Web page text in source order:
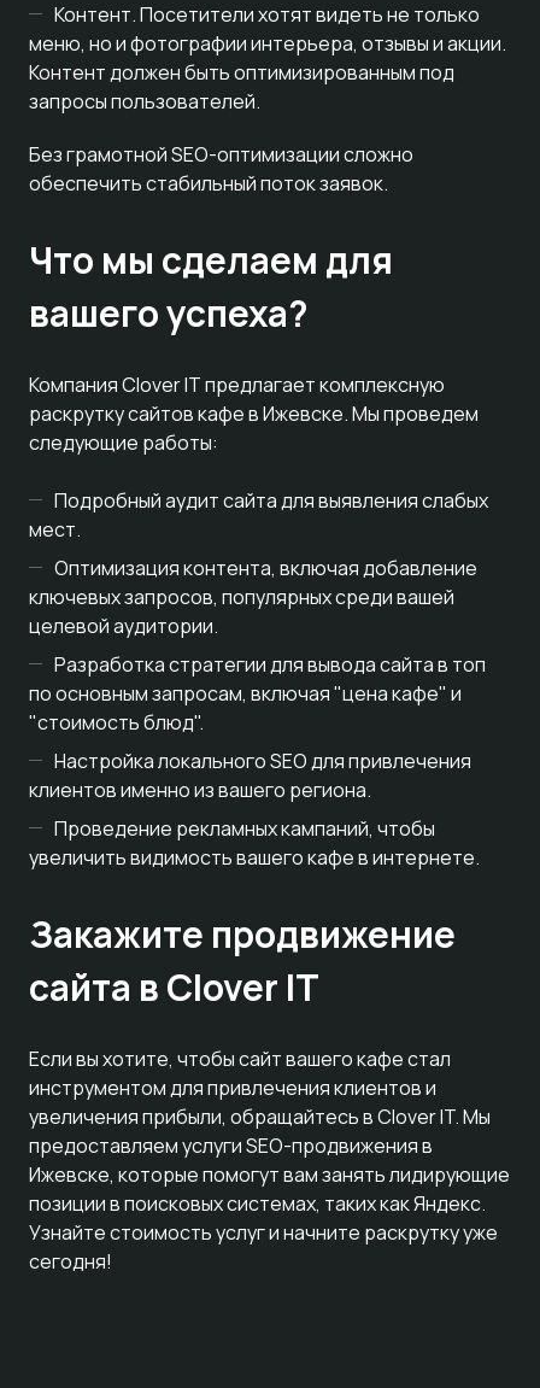
Контент. Посетители хотят видеть не только
меню, но и фотографии интерьера, отзывы и акции.
Контент должен быть оптимизированным под
запросы пользователей.
Без грамотной SEO-оптимизации сложно
обеспечить стабильный поток заявок.
Что мы сделаем для
вашего успеха?
Компания Clover IT предлагает комплексную
раскрутку сайтов кафе в Ижевске. Мы проведем
следующие работы:
Подробный аудит сайта для выявления слабых
мест.
Оптимизация контента, включая добавление
ключевых запросов, популярных среди вашей
целевой аудитории.
Разработка стратегии для вывода сайта в топ
по основным запросам, включая "цена кафе" и
"стоимость блюд".
Настройка локального SEO для привлечения
клиентов именно из вашего региона.
Проведение рекламных кампаний, чтобы
увеличить видимость вашего кафе в интернете.
Закажите продвижение
сайта в Clover IT
Если вы хотите, чтобы сайт вашего кафе стал
инструментом для привлечения клиентов и
увеличения прибыли, обращайтесь в Clover IT. Мы
предоставляем услуги SEO-продвижения в
Ижевске, которые помогут вам занять лидирующие
позиции в поисковых системах, таких как Яндекс.
Узнайте стоимость услуг и начните раскрутку уже
сегодня!